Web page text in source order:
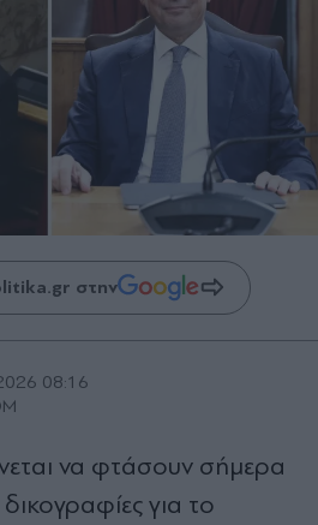
στην
08:16
να φτάσουν σήμερα
για το